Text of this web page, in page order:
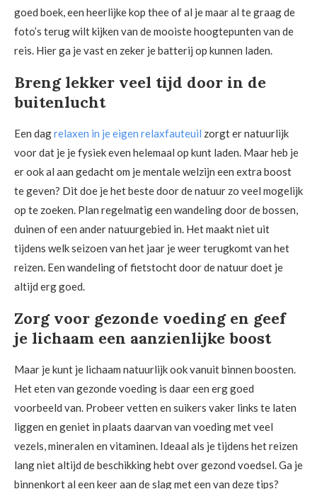
goed boek, een heerlijke kop thee of al je maar al te graag de
foto’s terug wilt kijken van de mooiste hoogtepunten van de
reis. Hier ga je vast en zeker je batterij op kunnen laden.
Breng lekker veel tijd door in de
buitenlucht
Een dagrelaxen in je eigen relaxfauteuil zorgt er natuurlijk
voor dat je je fysiek even helemaal op kunt laden. Maar heb je
er ook al aan gedacht om je mentale welzijn een extra boost
te geven? Dit doe je het beste door de natuur zo veel mogelijk
op te zoeken. Plan regelmatig een wandeling door de bossen,
duinen of een ander natuurgebied in. Het maakt niet uit
tijdens welk seizoen van het jaar je weer terugkomt van het
reizen. Een wandeling of fietstocht door de natuur doet je
altijd erg goed.
Zorg voor gezonde voeding en geef
je lichaam een aanzienlijke boost
Maar je kunt je lichaam natuurlijk ook vanuit binnen boosten.
Het eten van gezonde voeding is daar een erg goed
voorbeeld van. Probeer vetten en suikers vaker links te laten
liggen en geniet in plaats daarvan van voeding met veel
vezels, mineralen en vitaminen. Ideaal als je tijdens het reizen
lang niet altijd de beschikking hebt over gezond voedsel. Ga je
binnenkort al een keer aan de slag met een van deze tips?